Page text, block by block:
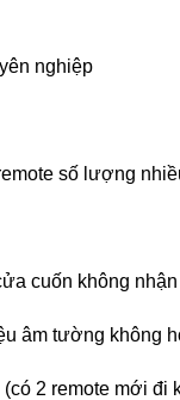
nghiệp
số lượng
cuốn không
âm tường không
2 remote mới đi